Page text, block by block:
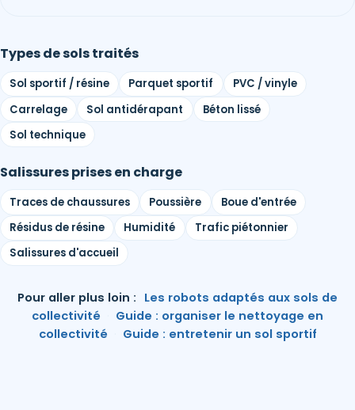
Types de sols traités
Sol sportif / résine Parquet sportif
PVC / vinyle
Carrelage
Sol antidérapant
Béton lissé
Sol technique
Salissures prises en charge
Traces de chaussures Poussière
Boue d'entrée
Résidus de résine
Humidité
Trafic piétonnier
Salissures d'accueil
Pour aller plus loin : Les robots adaptés aux sols de
collectivité
Guide : organiser le nettoyage en
collectivité
Guide : entretenir un sol sportif